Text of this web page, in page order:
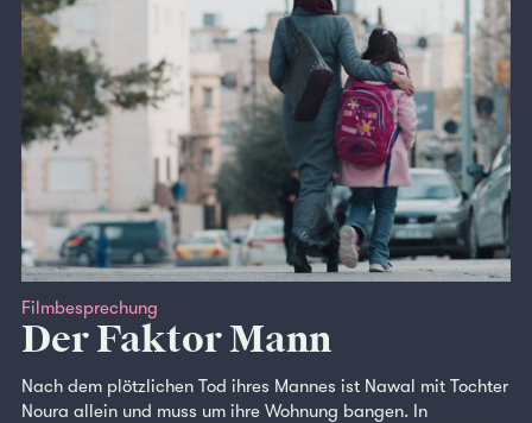
Filmbesprechung
Der Faktor Mann
Nach dem plötzlichen Tod ihres Mannes ist Nawal mit Tochter
Noura allein und muss um ihre Wohnung bangen. In